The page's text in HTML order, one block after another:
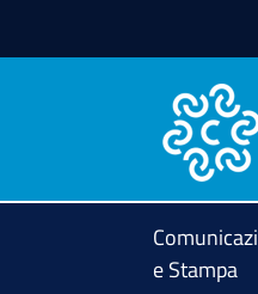
e Stampa